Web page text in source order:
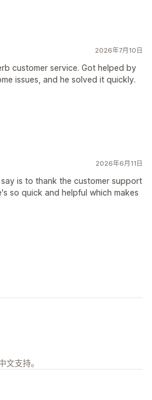
2026年7月10日
customer service. Got helped by
issues, and he solved it quickly.
2026年6月11日
is to thank the customer support
so quick and helpful which makes
文支持。